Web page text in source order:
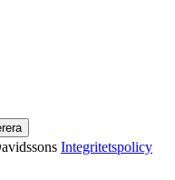
Integritetspolicy